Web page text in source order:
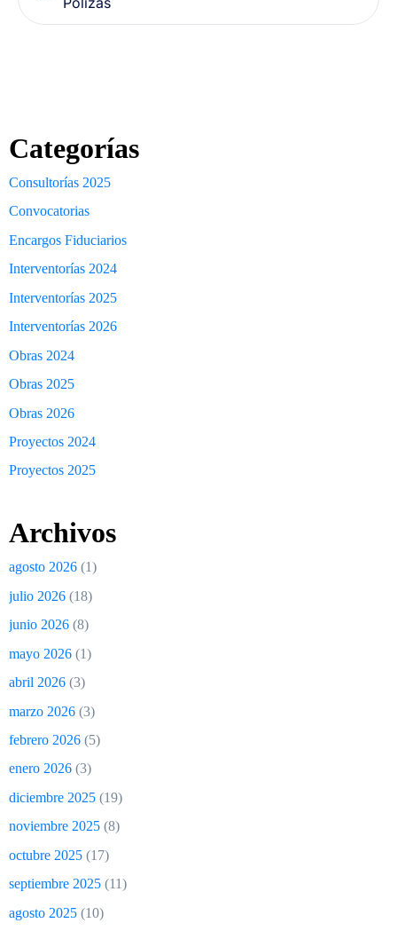
Categorías
Consultorías 2025
Convocatorias
Encargos Fiduciarios
Interventorías 2024
Interventorías 2025
Interventorías 2026
Obras 2024
Obras 2025
Obras 2026
Proyectos 2024
Proyectos 2025
Archivos
agosto 2026 (1)
julio 2026 (18)
junio 2026 (8)
mayo 2026 (1)
abril 2026 (3)
marzo 2026 (3)
febrero 2026 (5)
enero 2026 (3)
diciembre 2025 (19)
noviembre 2025 (8)
octubre 2025 (17)
septiembre 2025 (11)
agosto 2025 (10)